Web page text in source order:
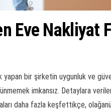
Eve Nakliyat
yapan bir şirketin uygunluk ve
imkansız. Detaylara
daha fazla keşfettikçe,